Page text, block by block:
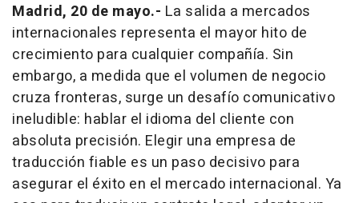
Madrid, 20 de mayo.- La salida a mercados
internacionales representa el mayor hito de
crecimiento para cualquier compañía. Sin
embargo, a medida que el volumen de negocio
cruza fronteras, surge un desafío comunicativo
ineludible: hablar el idioma del cliente con
absoluta precisión. Elegir una empresa de
traducción fiable es un paso decisivo para
asegurar el éxito en el mercado internacional. Ya